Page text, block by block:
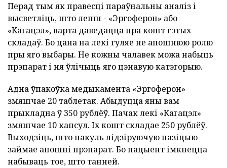
Перад тым як правесці параўнальны аналіз і
высветліць, што лепш - «Эргоферон» або
«Кагацэл», варта даведацца пра кошт гэтых
складаў. Бо цана на лекі гуляе не апошнюю ролю
пры яго выбары. Не кожны чалавек можа набыць
прэпарат і ня ўлічыць яго цэнавую катэгорыю.
Адна ўпакоўка медыкамента «Эргоферон»
змяшчае 20 таблетак. Абыдуцца яны вам
прыкладна ў 350 рублёў. Пачак лекі «Кагацэл»
змяшчае 10 капсул. Іх кошт складае 250 рублёў.
Выходзіць, што пакуль лідзіруючую пазіцыю
займае апошні прэпарат. Бо пацыент імкнецца
набываць тое, што танней.